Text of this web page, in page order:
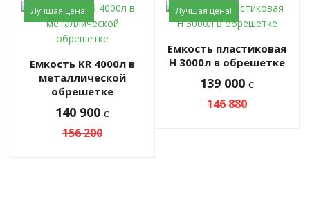
Лучшая цена!
Емкость KR 4000л в
металлической
обрешетке
140 900 c
156 200
Лучшая цена!
Емкость пластиковая
H 3000л в обрешетке
139 000 c
146 880